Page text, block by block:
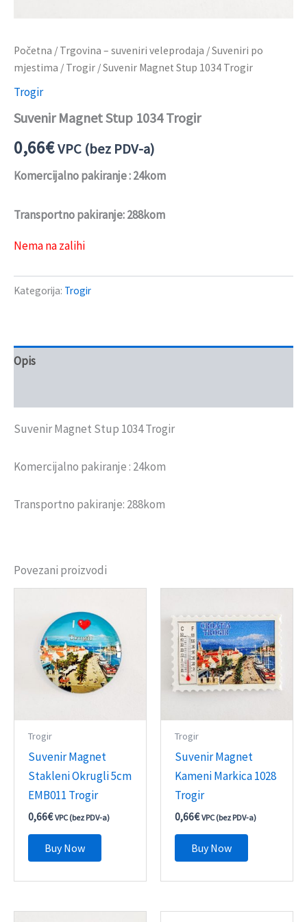
Početna / Trgovina – suveniri veleprodaja /Suveniri po
mjestima / Trogir / Suvenir Magnet Stup 1034 Trogir
Trogir
Suvenir Magnet Stup 1034 Trogir
0,66€VPC (bez PDV-a)
Komercijalno pakiranje : 24kom
Transportno pakiranje: 288kom
Nema na zalihi
Kategorija: Trogir
Opis
Suvenir Magnet Stup 1034 Trogir
Komercijalno pakiranje : 24kom
Transportno pakiranje: 288kom
Povezani proizvodi
Trogir
Suvenir Magnet
Stakleni Okrugli 5cm
EMB011 Trogir
0,66€ VPC (bez PDV-a)
Buy Now
Trogir
Suvenir Magnet
Kameni Markica 1028
Trogir
0,66€ VPC (bez PDV-a)
Buy Now